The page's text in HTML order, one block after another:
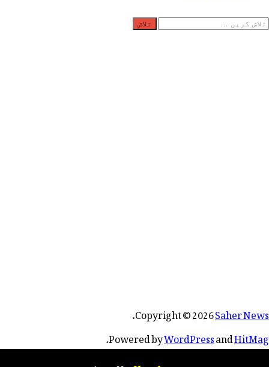
تلاش
Copyright © 2026Saher News
.
Powered byWordPressandHitMag
.